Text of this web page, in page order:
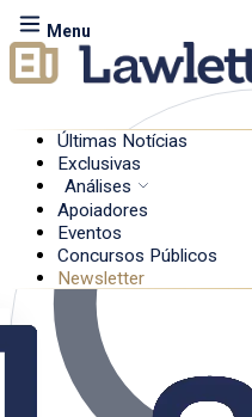
Menu
Últimas Notícias
Exclusivas
Análises
Apoiadores
Eventos
Concursos Públicos
Newsletter